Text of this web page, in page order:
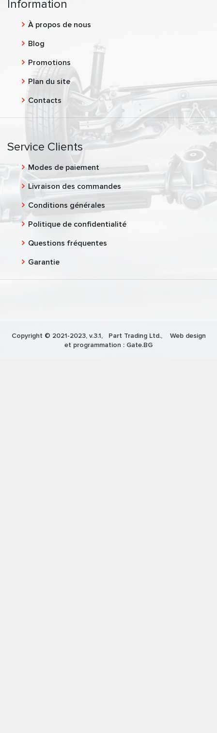
Information
À propos de nous
Blog
Promotions
Plan du site
Contacts
Service Clients
Modes de paiement
Livraison des commandes
Conditions générales
Politique de confidentialité
Questions fréquentes
Garantie
Copyright © 2021-2023, v.3.1, Part Trading Ltd., Web design
et programmation : Gate.BG